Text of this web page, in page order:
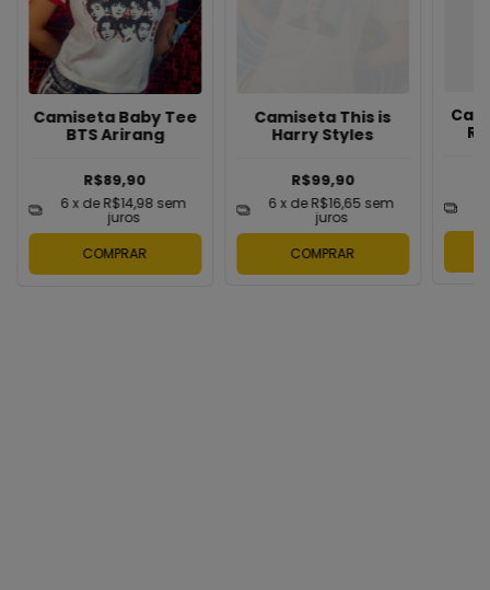
Camiseta Baby Tee
BTS Arirang
R$89,90
6 x deR$14,98 sem
juros
COMPRAR
Camiseta This is
Harry Styles
R$99,90
6 x deR$16,65 sem
juros
COMPRAR